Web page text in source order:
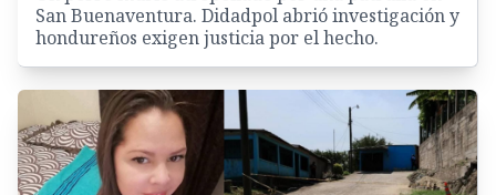
San Buenaventura. Didadpol abrió investigación y
hondureños exigen justicia por el hecho.